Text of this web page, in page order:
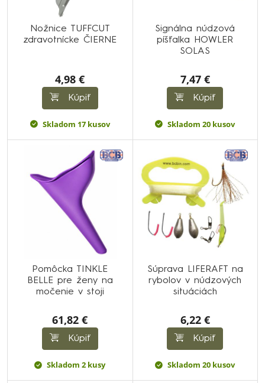
Nožnice TUFFCUT
zdravotnícke ČIERNE
4,98 €
Kúpiť
Skladom 17 kusov
Signálna núdzová
píšťalka HOWLER
SOLAS
7,47 €
Kúpiť
Skladom 20 kusov
Pomôcka TINKLE
BELLE pre ženy na
močenie v stoji
61,82 €
Kúpiť
Skladom 2 kusy
Súprava LIFERAFT na
rybolov v núdzových
situáciách
6,22 €
Kúpiť
Skladom 20 kusov